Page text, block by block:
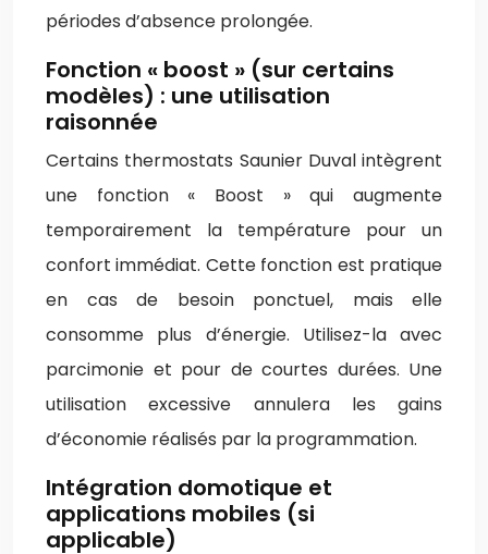
périodes d’absence prolongée.
Fonction « boost » (sur certains
modèles) : une utilisation
raisonnée
Certains thermostats Saunier Duval intègrent
une fonction « Boost » qui augmente
temporairement la température pour un
confort immédiat. Cette fonction est pratique
en cas de besoin ponctuel, mais elle
consomme plus d’énergie. Utilisez-la avec
parcimonie et pour de courtes durées. Une
utilisation excessive annulera les gains
d’économie réalisés par la programmation.
Intégration domotique et
applications mobiles (si
applicable)